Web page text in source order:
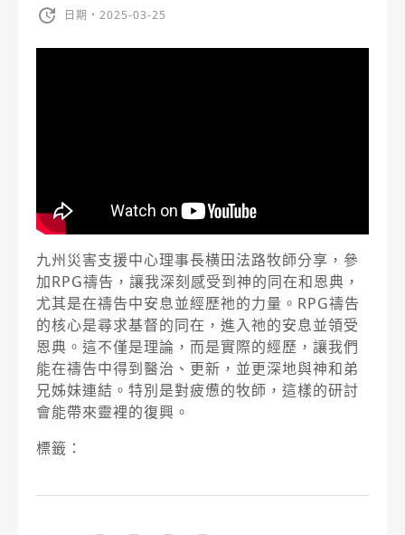
日期・2025-03-25
九州災害支援中心理事長横田法路牧師分享，參
加RPG禱告，讓我深刻感受到神的同在和恩典，
尤其是在禱告中安息並經歷祂的力量。RPG禱告
的核心是尋求基督的同在，進入祂的安息並領受
恩典。這不僅是理論，而是實際的經歷，讓我們
能在禱告中得到醫治、更新，並更深地與神和弟
兄姊妹連結。特別是對疲憊的牧師，這樣的研討
會能帶來靈裡的復興。
標籤：